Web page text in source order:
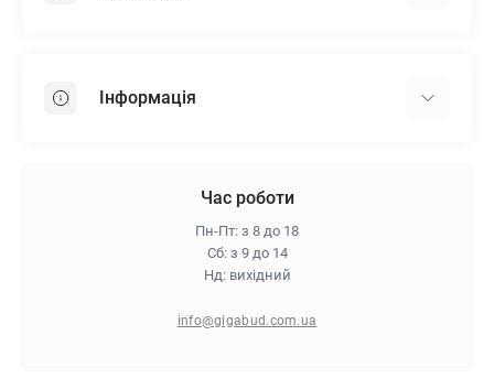
Пінопласт
Інформація
Гарантія та повернення
Політика конфіденційності
Час роботи
Пн-Пт: з 8 до 18
Сб: з 9 до 14
Нд: вихідний
info@gigabud.com.ua